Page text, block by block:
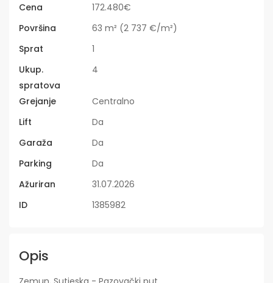
Cena
172.480€
Površina
63 m² (2 737 €/m²)
Sprat
1
Ukup.
spratova
4
Grejanje
Centralno
Lift
Da
Garaža
Da
Parking
Da
Ažuriran
31.07.2026
ID
1385982
Opis